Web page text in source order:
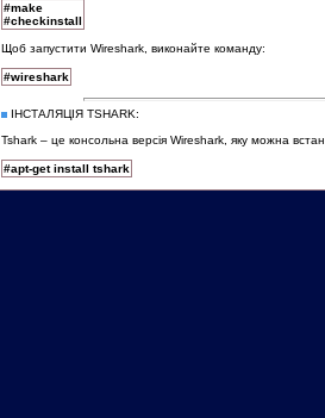
#make
#checkinstall
Щоб запустити Wireshark, виконайте команду:
#wireshark
ІНСТАЛЯЦІЯ TSHARK:
Tshark – це консольна версія Wireshark, яку можна
#apt-get install tshark